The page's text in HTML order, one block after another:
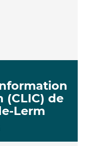
(CLIC) de
Lerm